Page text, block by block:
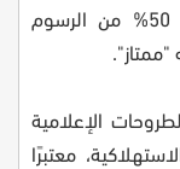
شداد، حسم الأمر بتعميم يقضي بخصم 50% من الرسوم
"ممتاز".
الإعلامية
معتبرًا